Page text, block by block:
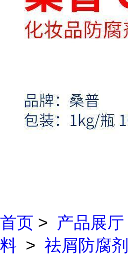
首页 > 产品展厅
料 > 祛屑防腐剂